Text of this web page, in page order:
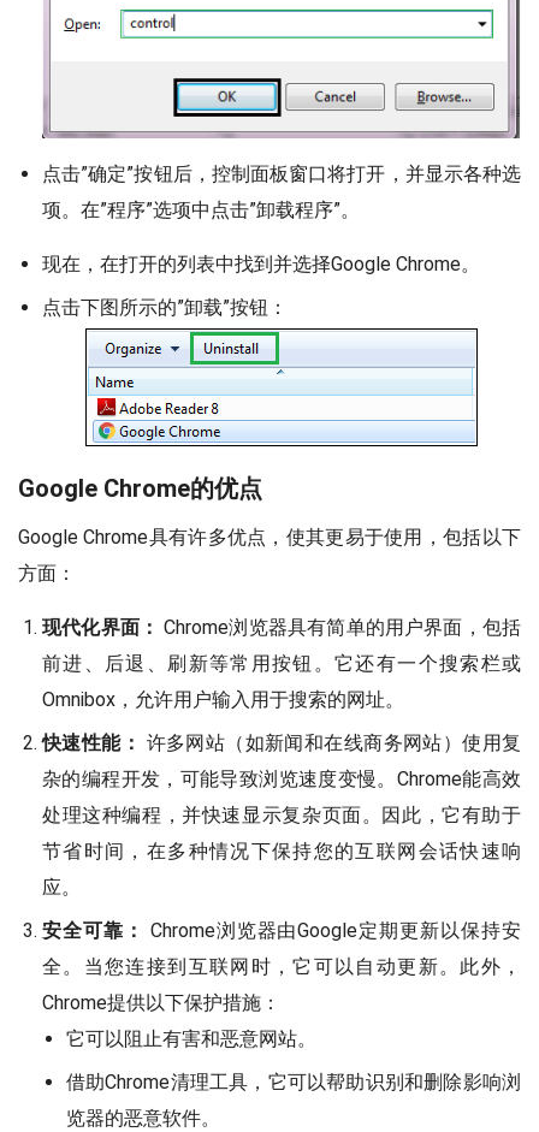
点击”确定”按钮后，控制面板窗口将打开，并显示各种选
项。在”程序”选项中点击”卸载程序”。
现在，在打开的列表中找到并选择Google Chrome。
点击下图所示的”卸载”按钮：
Google Chrome的优点
Google Chrome具有许多优点，使其更易于使用，包括以下
方面：
现代化界面： Chrome浏览器具有简单的用户界面，包括
前进、后退、刷新等常用按钮。它还有一个搜索栏或
Omnibox，允许用户输入用于搜索的网址。
快速性能： 许多网站（如新闻和在线商务网站）使用复
杂的编程开发，可能导致浏览速度变慢。Chrome能高效
处理这种编程，并快速显示复杂页面。因此，它有助于
节省时间，在多种情况下保持您的互联网会话快速响
应。
安全可靠：
Chrome浏览器由Google定期更新以保持安
全。当您连接到互联网时，它可以自动更新。此外，
Chrome提供以下保护措施：
它可以阻止有害和恶意网站。
借助Chrome清理工具，它可以帮助识别和删除影响浏
览器的恶意软件。